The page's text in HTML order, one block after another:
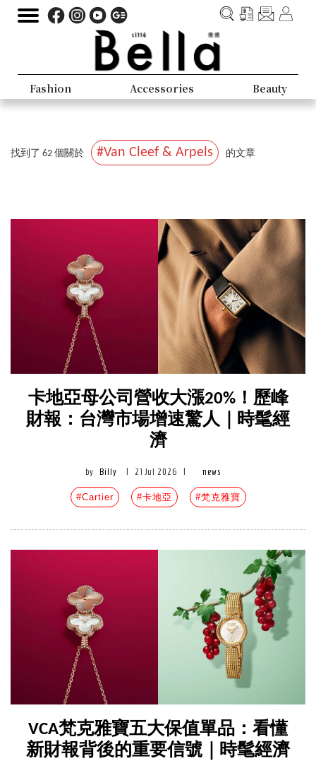
Fashion Accessories Beauty
找到了 62 個關於 #Van Cleef & Arpels 的文章
卡地亞母公司營收大漲20%！歷峰
財報：台灣市場增速驚人｜時髦經
濟
by Billy 21 Jul 2026 news
#Cartier #卡地亞 #梵克雅寶
VCA梵克雅寶五大保值單品：看懂
新財報背後的重要信號｜時髦經濟